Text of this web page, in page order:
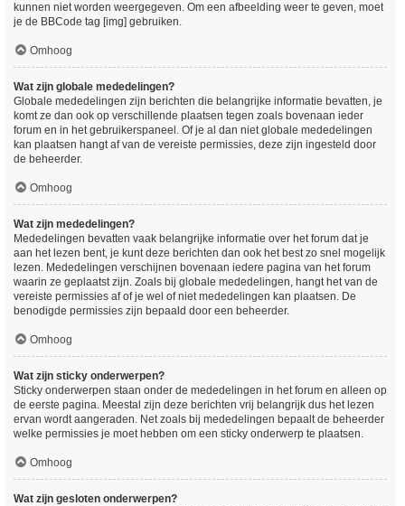
kunnen niet worden weergegeven. Om een afbeelding weer te geven, moet
je de BBCode tag [img] gebruiken.
Omhoog
Wat zijn globale mededelingen?
Globale mededelingen zijn berichten die belangrijke informatie bevatten, je
komt ze dan ook op verschillende plaatsen tegen zoals bovenaan ieder
forum en in het gebruikerspaneel. Of je al dan niet globale mededelingen
kan plaatsen hangt af van de vereiste permissies, deze zijn ingesteld door
de beheerder.
Omhoog
Wat zijn mededelingen?
Mededelingen bevatten vaak belangrijke informatie over het forum dat je
aan het lezen bent, je kunt deze berichten dan ook het best zo snel mogelijk
lezen. Mededelingen verschijnen bovenaan iedere pagina van het forum
waarin ze geplaatst zijn. Zoals bij globale mededelingen, hangt het van de
vereiste permissies af of je wel of niet mededelingen kan plaatsen. De
benodigde permissies zijn bepaald door een beheerder.
Omhoog
Wat zijn sticky onderwerpen?
Sticky onderwerpen staan onder de mededelingen in het forum en alleen op
de eerste pagina. Meestal zijn deze berichten vrij belangrijk dus het lezen
ervan wordt aangeraden. Net zoals bij mededelingen bepaalt de beheerder
welke permissies je moet hebben om een sticky onderwerp te plaatsen.
Omhoog
Wat zijn gesloten onderwerpen?